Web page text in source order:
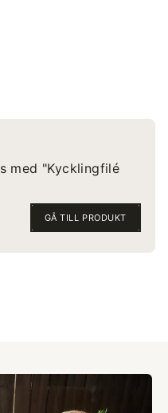
med "Kycklingfilé
GÅ TILL PRODUKT